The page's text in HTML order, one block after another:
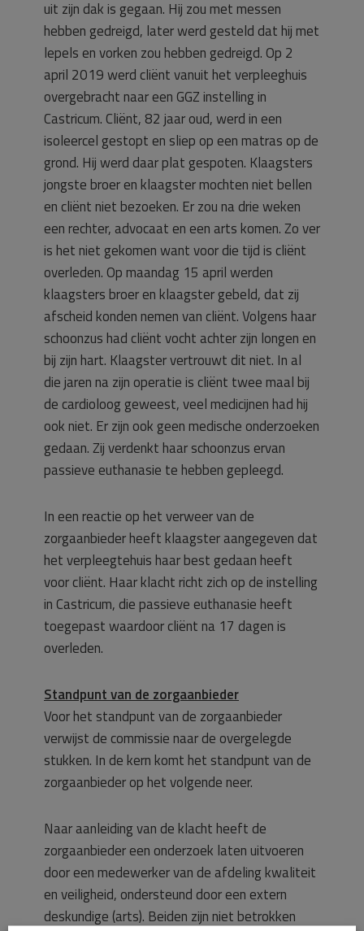
uit zijn dak is gegaan. Hij zou met messen
hebben gedreigd, later werd gesteld dat hij met
lepels en vorken zou hebben gedreigd. Op 2
april 2019 werd cliënt vanuit het verpleeghuis
overgebracht naar een GGZ instelling in
Castricum. Cliënt, 82 jaar oud, werd in een
isoleercel gestopt en sliep op een matras op de
grond. Hij werd daar plat gespoten. Klaagsters
jongste broer en klaagster mochten niet bellen
en cliënt niet bezoeken. Er zou na drie weken
een rechter, advocaat en een arts komen. Zo ver
is het niet gekomen want voor die tijd is cliënt
overleden. Op maandag 15 april werden
klaagsters broer en klaagster gebeld, dat zij
afscheid konden nemen van cliënt. Volgens haar
schoonzus had cliënt vocht achter zijn longen en
bij zijn hart. Klaagster vertrouwt dit niet. In al
die jaren na zijn operatie is cliënt twee maal bij
de cardioloog geweest, veel medicijnen had hij
ook niet. Er zijn ook geen medische onderzoeken
gedaan. Zij verdenkt haar schoonzus ervan
passieve euthanasie te hebben gepleegd.
In een reactie op het verweer van de
zorgaanbieder heeft klaagster aangegeven dat
het verpleegtehuis haar best gedaan heeft
voor cliënt. Haar klacht richt zich op de instelling
in Castricum, die passieve euthanasie heeft
toegepast waardoor cliënt na 17 dagen is
overleden.
Standpunt van de zorgaanbieder
Voor het standpunt van de zorgaanbieder
verwijst de commissie naar de overgelegde
stukken. In de kern komt het standpunt van de
zorgaanbieder op het volgende neer.
Naar aanleiding van de klacht heeft de
zorgaanbieder een onderzoek laten uitvoeren
door een medewerker van de afdeling kwaliteit
en veiligheid, ondersteund door een extern
deskundige (arts). Beiden zijn niet betrokken